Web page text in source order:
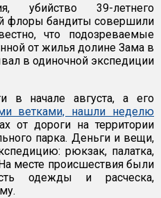
убийство 39-летнего
флоры бандиты совершили
что подозреваемые
от жилья долине Зама в
в одиночной экспедиции
в начале августа, а его
ветками, нашли неделю
от дороги на территории
парка. Деньги и вещи,
рюкзак, палатка,
месте происшествия были
одежды и расческа,